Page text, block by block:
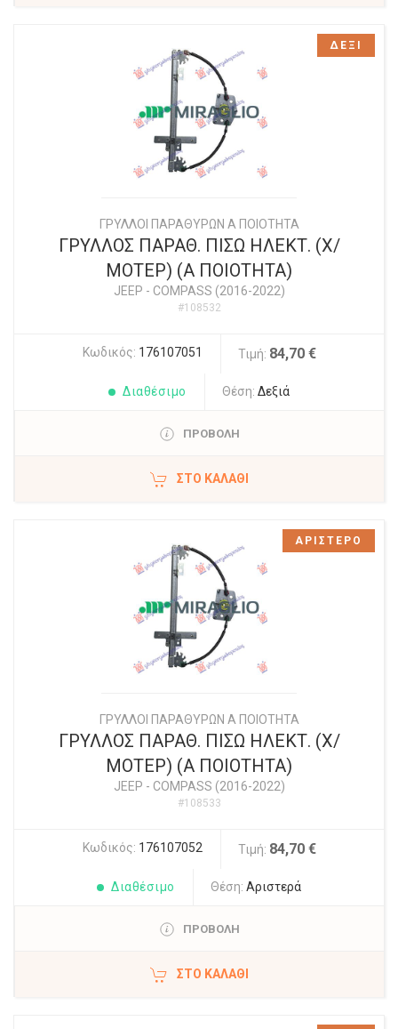
ΓΡΥΛΛΟΙ ΠΑΡΑΘΥΡΩΝ Α ΠΟΙΟΤΗΤΑ
ΓΡΥΛΛΟΣ ΠΑΡΑΘ. ΠΙΣΩ ΗΛΕΚΤ. (Χ/
ΜΟΤΕΡ) (Α ΠΟΙΟΤΗΤΑ)
JEEP - COMPASS (2016-2022)
#108532
Κωδικός: 176107051 Τιμή: 84,70 €
Διαθέσιμο Θέση: Δεξιά
ΠΡΟΒΟΛΗ
ΣΤΟ ΚΑΛΆΘΙ
ΔΕΞΙ
ΓΡΥΛΛΟΙ ΠΑΡΑΘΥΡΩΝ Α ΠΟΙΟΤΗΤΑ
ΓΡΥΛΛΟΣ ΠΑΡΑΘ. ΠΙΣΩ ΗΛΕΚΤ. (Χ/
ΜΟΤΕΡ) (Α ΠΟΙΟΤΗΤΑ)
JEEP - COMPASS (2016-2022)
#108533
Κωδικός: 176107052 Τιμή: 84,70 €
Διαθέσιμο Θέση: Αριστερά
ΠΡΟΒΟΛΗ
ΣΤΟ ΚΑΛΆΘΙ
ΑΡΙΣΤΕΡΟ